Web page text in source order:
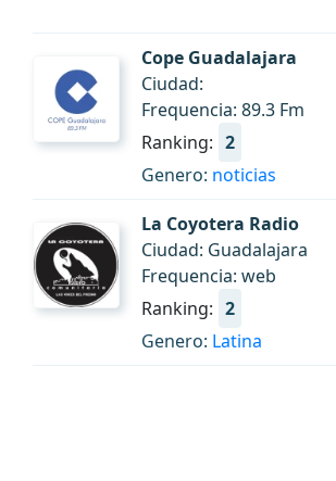
Cope Guadalajara
Ciudad:
Frequencia: 89.3 Fm
Ranking: 2
Genero: noticias
La Coyotera Radio
Ciudad: Guadalajara
Frequencia: web
Ranking: 2
Genero: Latina